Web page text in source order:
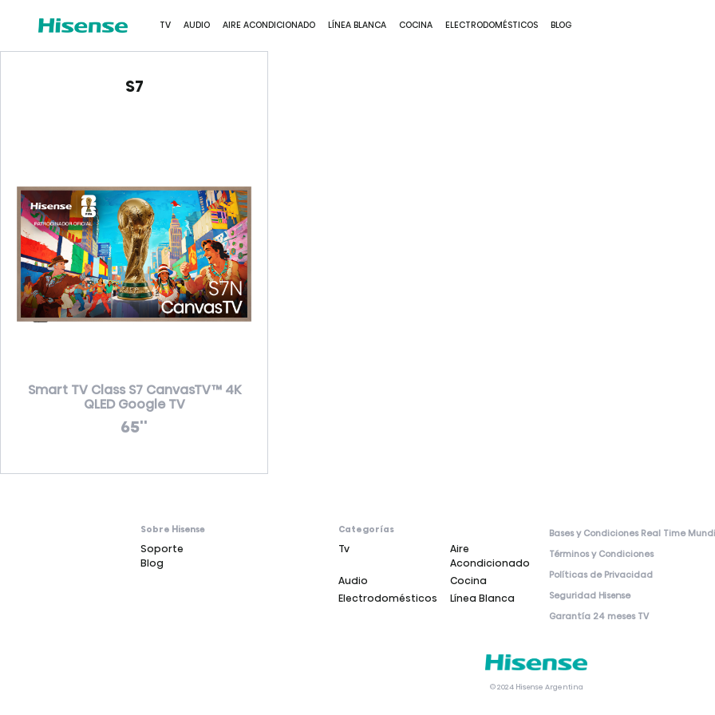
TV AUDIO AIRE ACONDICIONADO LÍNEA BLANCA COCINA ELECTRODOMÉSTICOS BLOG
S7
Smart TV Class S7 CanvasTV™ 4K
QLED Google TV
65''
Sobre Hisense
Soporte
Blog
Categorías
Tv
Aire
Acondicionado
Audio
Cocina
Electrodomésticos
Línea Blanca
Bases y Condiciones Real Time
Términos y Condiciones
Políticas de Privacidad
Seguridad Hisense
Garantía 24 meses TV
© 2024 Hisense Argentina